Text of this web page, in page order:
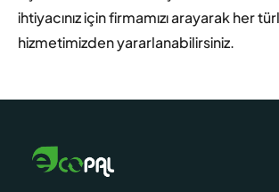
ihtiyacınız için firmamızı arayarak her
hizmetimizden yararlanabilirsiniz.